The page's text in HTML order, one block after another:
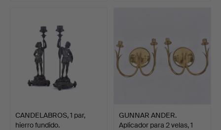
CANDELABROS, 1 par,
hierro fundido.
GUNNAR ANDER.
Aplicador para 2 velas, 1